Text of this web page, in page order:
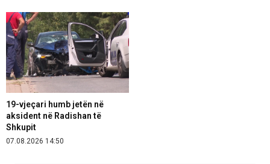
19-vjeçari humb jetën në
aksident në Radishan të
Shkupit
07.08.2026 14:50